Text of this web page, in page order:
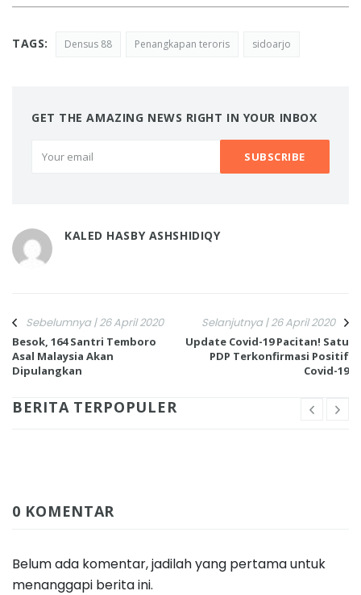
TAGS: Densus 88 Penangkapan teroris sidoarjo
GET THE AMAZING NEWS RIGHT IN YOUR INBOX
KALED HASBY ASHSHIDIQY
Sebelumnya | 26 April 2020
Besok, 164 Santri Temboro
Asal Malaysia Akan
Dipulangkan
Selanjutnya | 26 April 2020
Update Covid-19 Pacitan! Satu
PDP Terkonfirmasi Positif
Covid-19
BERITA TERPOPULER
0 KOMENTAR
Belum ada komentar, jadilah yang pertama untuk
menanggapi berita ini.